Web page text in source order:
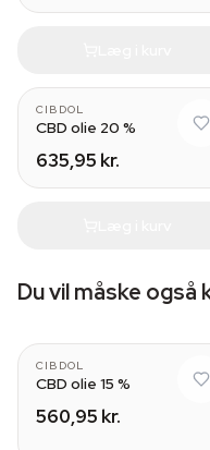
CIBDOL
CBD olie 20 %
635,95 kr.
Du vil måske også
CIBDOL
CBD olie 15 %
560,95 kr.